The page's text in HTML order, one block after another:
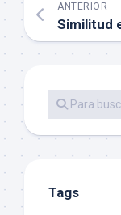
ANTERIOR
Tags